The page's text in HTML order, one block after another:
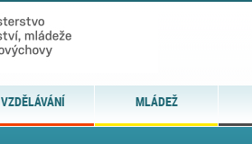
VZDĚLÁVÁNÍ MLÁDEŽ